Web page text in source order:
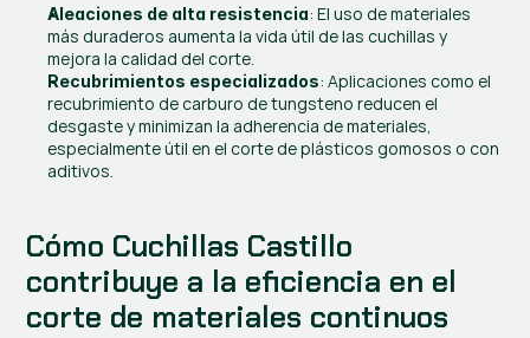
Aleaciones de alta resistencia: El uso de materiales
más duraderos aumenta la vida útil de las cuchillas y
mejora la calidad del corte.
Recubrimientos especializados: Aplicaciones como el
recubrimiento de carburo de tungsteno reducen el
desgaste y minimizan la adherencia de materiales,
especialmente útil en el corte de plásticos gomosos o con
aditivos.
Cómo Cuchillas Castillo
contribuye a la eficiencia en el
corte de materiales continuos